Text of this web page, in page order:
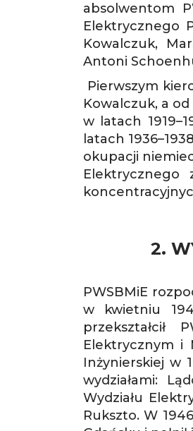
absolwentom
Elektrycznego
Kowalczuk,
Antoni
Pierwszym
Kowalczuk, a od
w latach
latach
okupacji
Elektrycznego
2.
PWSBMiE
w kwietniu
przekształcił
Elektrycznym i
Inżynierskiej w
wydziałami:
Wydziału
Rukszto. W